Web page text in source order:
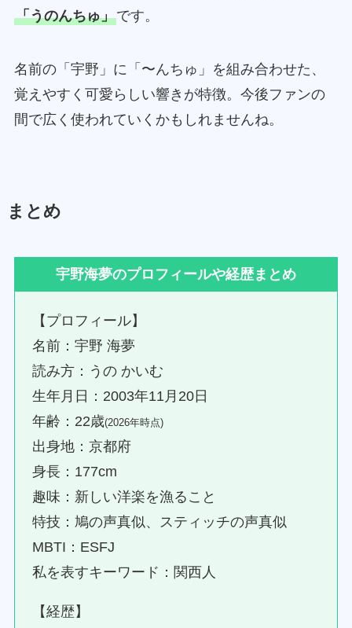
「うのんちゅ」です。
名前の「宇野」に「〜んちゅ」を組み合わせた、
覚えやすく可愛らしい響きが特徴。今後ファンの
間で広く使われていくかもしれませんね。
まとめ
宇野海夢のプロフィールや経歴まとめ
【プロフィール】
名前：宇野 海夢
読み方：うの かいむ
生年月日：2003年11月20日
年齢：22歳(2026年時点)
出身地：京都府
身長：177cm
趣味：新しい洋楽を漁ること
特技：鳩の声真似、スティッチの声真似
MBTI：ESFJ
私を表すキーワード：関西人
【経歴】